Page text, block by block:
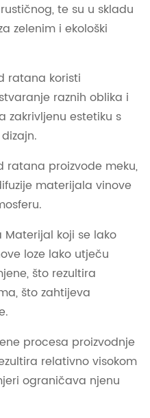
te su u skladu
zelenim i ekološki
ratana koristi
raznih oblika i
zakrivljenu estetiku s
proizvode meku,
materijala vinove
koji se lako
loze lako utječu
što rezultira
što zahtijeva
procesa proizvodnje
relativno visokom
ograničava njenu